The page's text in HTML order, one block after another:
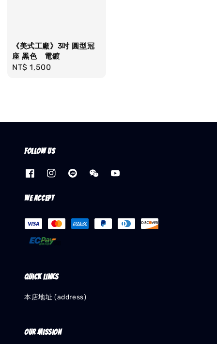
《美式工廠》3吋 圓型冠
座 黑色 電鍍
Regular
NT$ 1,500
Follow us
We accept
Quick links
本店地址 (address)
Our mission